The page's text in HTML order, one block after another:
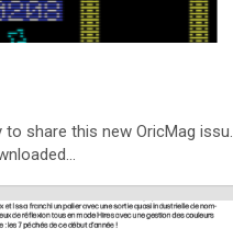
to share this new OricMag issu.